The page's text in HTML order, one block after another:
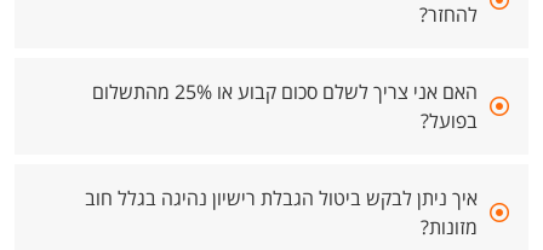
להחזר?
האם אני צריך לשלם סכום קבוע או 25% מהתשלום
בפועל?
איך ניתן לבקש ביטול הגבלת רישיון נהיגה בגלל חוב
מזונות?